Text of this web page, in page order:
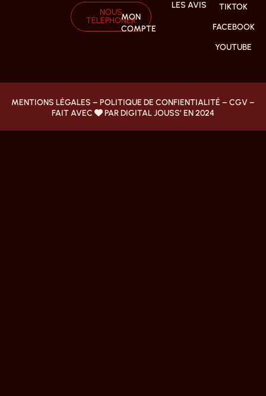
NOUS
TÉLÉPHONER
MON
COMPTE
LES AVIS
TIKTOK
FACEBOOK
YOUTUBE
MENTIONS LÉGALES – POLITIQUE DE CONFIENTIALITÉ – CGV–
FAIT AVEC
PAR DIGITAL JOUSS’ EN 2024